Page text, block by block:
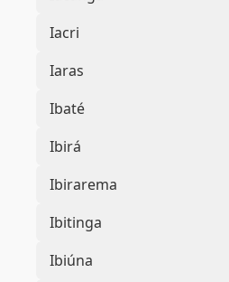
Iacri
Iaras
Ibaté
Ibirá
Ibirarema
Ibitinga
Ibiúna